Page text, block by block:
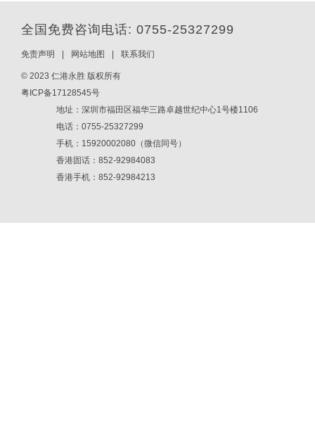
全国免费咨询电话: 0755-25327299
免责声明 网站地图 联系我们
© 2023 仁港永胜 版权所有
粤ICP备17128545号
地址：深圳市福田区福华三路卓越世纪中心1号楼1106
电话：0755-25327299
手机：15920002080（微信同号）
香港固话：852-92984083
香港手机：852-92984213